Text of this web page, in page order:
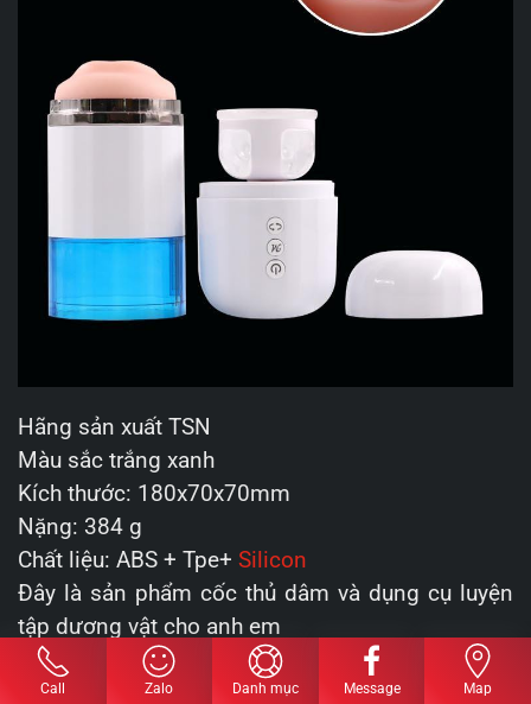
Hãng sản xuất TSN
Màu sắc trắng xanh
Kích thước: 180x70x70mm
Nặng: 384 g
Chất liệu: ABS + Tpe+ Silicon
Đây là sản phẩm cốc thủ dâm và dụng cụ luyện
tập dương vật cho anh em
Sạc USB
Chức năng: Xoay ngoáy nhiều chế độ
Call Zalo Danh mục Message Map